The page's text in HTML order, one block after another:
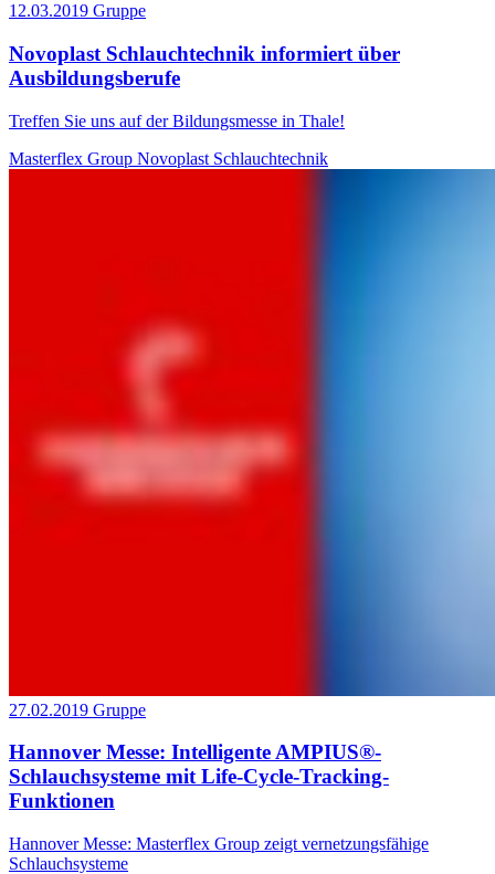
12.03.2019 Gruppe
Novoplast Schlauchtechnik informiert über
Ausbildungsberufe
Treffen Sie uns auf der Bildungsmesse in Thale!
Masterflex Group Novoplast Schlauchtechnik
27.02.2019 Gruppe
Hannover Messe: Intelligente AMPIUS®-
Schlauchsysteme mit Life-Cycle-Tracking-
Funktionen
Hannover Messe: Masterflex Group zeigt vernetzungsfähige
Schlauchsysteme